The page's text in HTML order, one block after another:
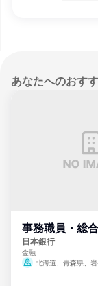
あなたへのおす
事務職員・総
日本銀行
金融
北海道、青森県、岩